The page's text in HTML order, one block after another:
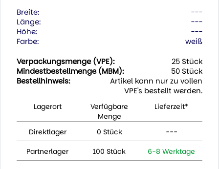
Breite:
---
Länge:
---
Höhe:
---
Farbe:
weiß
Verpackungsmenge (VPE):
25 Stück
Mindestbestellmenge (MBM):
50 Stück
Bestellhinweis:
Artikel kann nur zu vollen
VPE's bestellt werden.
Lagerort
Verfügbare
Menge
Lieferzeit*
Direktlager 0 Stück ---
Partnerlager 100 Stück 6-8 Werktage